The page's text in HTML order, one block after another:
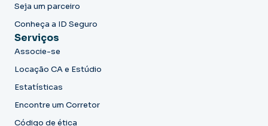
Seja um parceiro
Conheça a ID Seguro
Serviços
Associe-se
Locação CA e Estúdio
Estatísticas
Encontre um Corretor
Código de ética